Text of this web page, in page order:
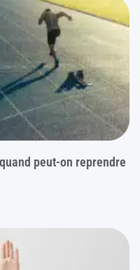
peut-on reprendre